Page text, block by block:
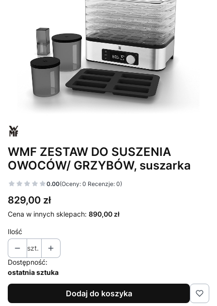
WMF ZESTAW DO SUSZENIA
OWOCÓW/ GRZYBÓW, suszarka
0.00(Oceny: 0 Recenzje: 0)
Cena
829,00 zł
Cena w innych sklepach: 890,00 zł
Ilość
szt.
Dostępność:
ostatnia sztuka
Dodaj do koszyka